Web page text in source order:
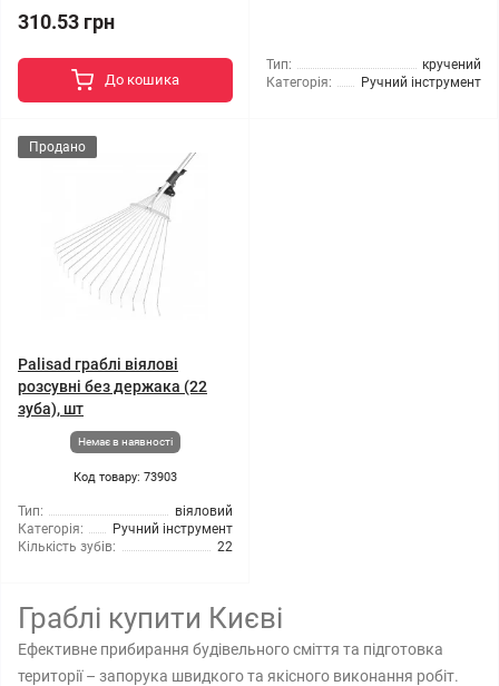
310.53 грн
До кошика
Тип:
кручений
Категорія:
Ручний інструмент
Продано
Palisad граблі віялові
розсувні без держака (22
зуба), шт
Немає в наявності
Код товару: 73903
Тип:
віяловий
Категорія:
Ручний інструмент
Кількість зубів:
22
Граблі купити Києві
Ефективне прибирання будівельного сміття та підготовка
території – запорука швидкого та якісного виконання робіт.